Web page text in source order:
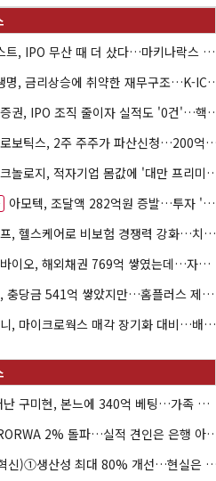
HB인베스트, IPO 무산 때 더 샀다…마키나락스 투자 2.7배 회수
NH농협생명, 금리상승에 취
신한투자증권, IPO 조직 줄
해성에어로보틱스, 2주 주주가 파산
글로벌테크놀로지, 적자기업 몸값
아모텍, 조달액 282억원 증발…투자 '속도 조절' 불가피
신한라이프, 헬스케어로 비보험 경쟁력 강화…치매·간병 공략
엘앤케이바이오, 해외채권 769억 쌓였는데…자회사 4곳 자본잠식
하나증권, 충당금 541억 쌓았지만…홈플러스 제재는 추가 비용 불씨
한앤컴퍼니, 마이크로웍스 매각 장기화 대비…배당 회수판 깔았다
아워홈 떠난 구미현, 본느에 340억 베팅…가족 지배체제 구축
JB금융 RORWA 2% 돌파…실
(AI 보험혁신)①생산성 최대 80%